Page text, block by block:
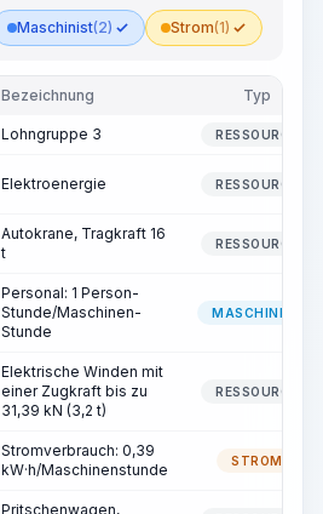
Maschinist(2) Strom(1)
Bezeichnung Typ
Lohngruppe 3 RESSOURCE
Elektroenergie RESSOURCE
Autokrane, Tragkraft 16
t
RESSOURCE
Personal: 1 Person-
Stunde/Maschinen-
Stunde
MASCHINIST
Elektrische Winden mit
einer Zugkraft bis zu
31,39 kN (3,2 t)
RESSOURCE
Stromverbrauch: 0,39
kW·h/Maschinenstunde
STROM
Pritschenwagen,